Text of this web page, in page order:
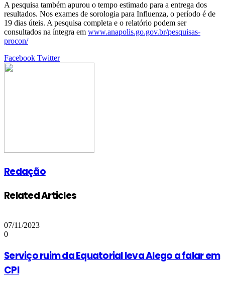
A pesquisa também apurou o tempo estimado para a entrega dos
resultados. Nos exames de sorologia para Influenza, o período é de
19 dias úteis. A pesquisa completa e o relatório podem ser
consultados na íntegra em www.anapolis.go.gov.br/pesquisas-
procon/
Facebook TwitterGoogle+
LinkedIn
StumbleUpon
Tumblr
Pinterest
Reddit
VKontakte
Share
Print
Redação
Related Articles
07/11/2023
0
Serviço ruim da Equatorial leva Alego a falar em
CPI